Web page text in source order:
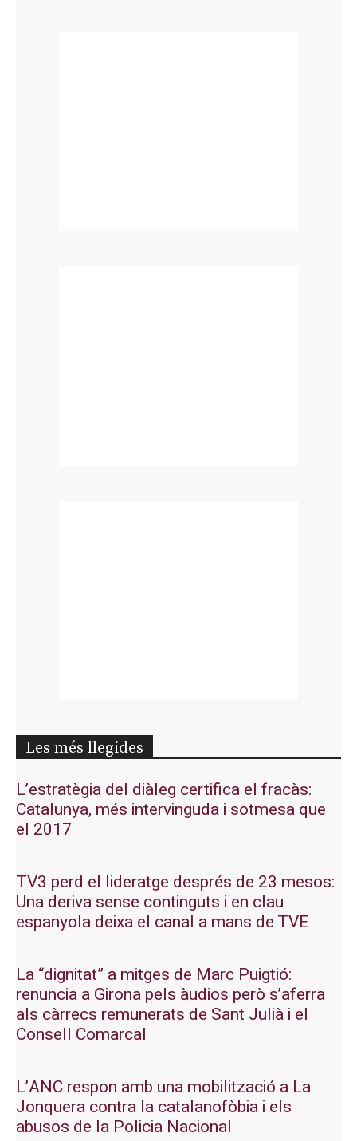
Les més llegides
L’estratègia del diàleg certifica el fracàs:
Catalunya, més intervinguda i sotmesa que
el 2017
TV3 perd el lideratge després de 23 mesos:
Una deriva sense continguts i en clau
espanyola deixa el canal a mans de TVE
La “dignitat” a mitges de Marc Puigtió:
renuncia a Girona pels àudios però s’aferra
als càrrecs remunerats de Sant Julià i el
Consell Comarcal
L’ANC respon amb una mobilització a La
Jonquera contra la catalanofòbia i els
abusos de la Policia Nacional